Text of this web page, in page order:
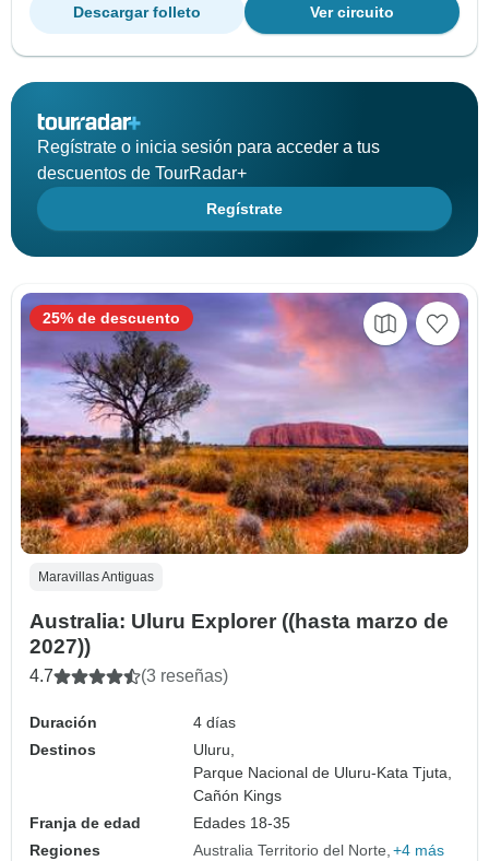
Ver circuito
Descargar folleto
Regístrate o inicia sesión para acceder a tus
descuentos de TourRadar+
Regístrate
Maravillas Antiguas
Australia: Uluru Explorer ((hasta marzo de
2027))
4.7 (3 reseñas)
Duración
4 días
Destinos
Uluru,
Parque Nacional de Uluru-Kata Tjuta,
Cañón Kings
Franja de edad
Edades 18-35
Regiones
Australia Territorio del Norte +4 más
25% de descuento